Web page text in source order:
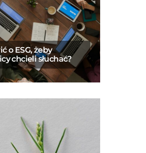
o ESG, żeby
chcieli słuchać?